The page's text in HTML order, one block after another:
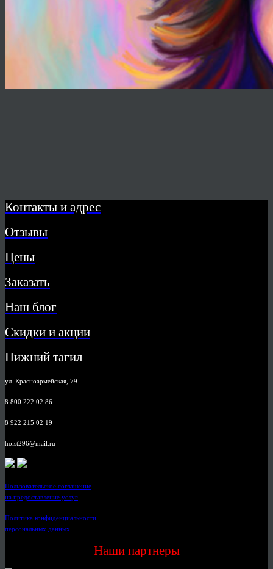
Контакты и адрес
Отзывы
Цены
Заказать
Наш блог
Скидки и акции
Нижний тагил
ул. Красноармейская, 79
8 800 222 02 86
8 922 215 02 19
holst296@mail.ru
Пользовательское соглашение
на предоставление услуг
Политика конфиденциальности
персональных данных
Наши партнеры